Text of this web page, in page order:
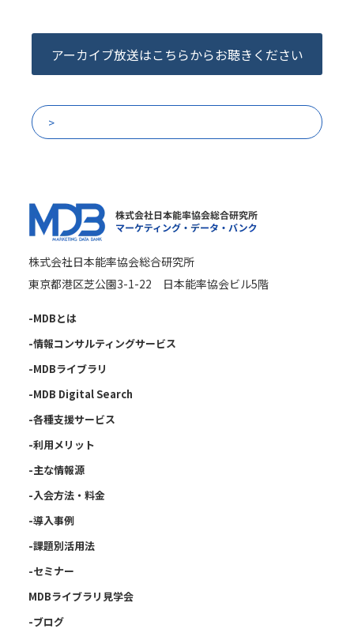
アーカイブ放送はこちらからお聴きください
株式会社日本能率協会総合研究所
東京都港区芝公園3-1-22 日本能率協会ビル5階
-MDBとは
-情報コンサルティングサービス
-MDBライブラリ
-MDB Digital Search
-各種支援サービス
-利用メリット
-主な情報源
-入会方法・料金
-導入事例
-課題別活用法
-セミナー
MDBライブラリ見学会
-ブログ